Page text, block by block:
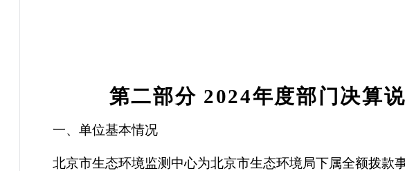
第二部分 2024年度部门决算
一、单位基本情况
北京市生态环境监测中心为北京市生态环境局下属全额拨款